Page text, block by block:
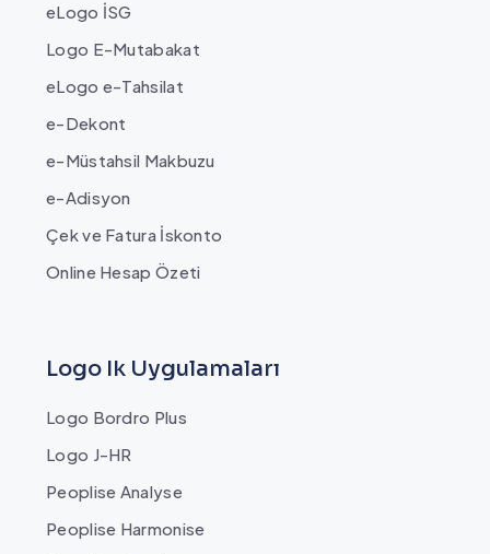
eLogo İSG
Logo E-Mutabakat
eLogo e-Tahsilat
e-Dekont
e-Müstahsil Makbuzu
e-Adisyon
Çek ve Fatura İskonto
Online Hesap Özeti
Logo Ik Uygulamaları
Logo Bordro Plus
Logo J-HR
Peoplise Analyse
Peoplise Harmonise